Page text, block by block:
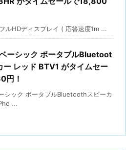
ルHDディスプレイ ( 応答速度1m ...
ーシック ポータブルBluetoot
ー レッド BTV1 がタイムセー
円！
シック ポータブルBluetoothスピーカ
...